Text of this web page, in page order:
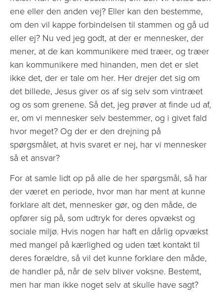
ene eller den anden vej? Eller kan den bestemme,
om den vil kappe forbindelsen til stammen og gå ud
eller ej? Nu ved jeg godt, at der er mennesker, der
mener, at de kan kommunikere med træer, og træer
kan kommunikere med hinanden, men det er slet
ikke det, der er tale om her. Her drejer det sig om
det billede, Jesus giver os af sig selv som vintræet
og os som grenene. Så det, jeg prøver at finde ud af,
er, om vi mennesker selv bestemmer, og i givet fald
hvor meget? Og der er den drejning på
spørgsmålet, at hvis svaret er nej, har vi mennesker
så et ansvar?
For at samle lidt op på alle de her spørgsmål, så har
der været en periode, hvor man har ment at kunne
forklare alt det, mennesker gør, og den måde, de
opfører sig på, som udtryk for deres opvækst og
sociale miljø. Hvis nogen har haft en dårlig opvækst
med mangel på kærlighed og uden tæt kontakt til
deres forældre, så vil det kunne forklare den måde,
de handler på, når de selv bliver voksne. Bestemt,
men har man ikke noget selv at skulle have sagt?